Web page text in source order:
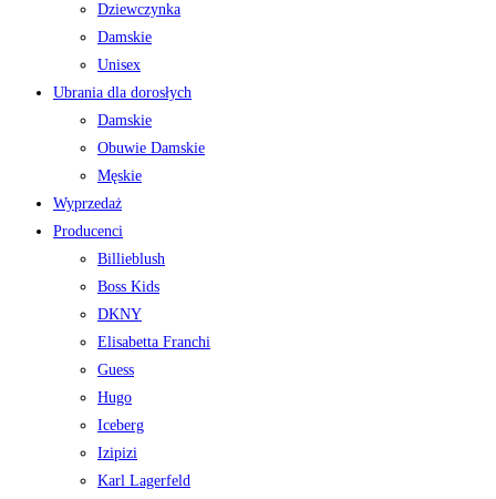
Dziewczynka
Damskie
Unisex
Ubrania dla dorosłych
Damskie
Obuwie Damskie
Męskie
Wyprzedaż
Producenci
Billieblush
Boss Kids
DKNY
Elisabetta Franchi
Guess
Hugo
Iceberg
Izipizi
Karl Lagerfeld